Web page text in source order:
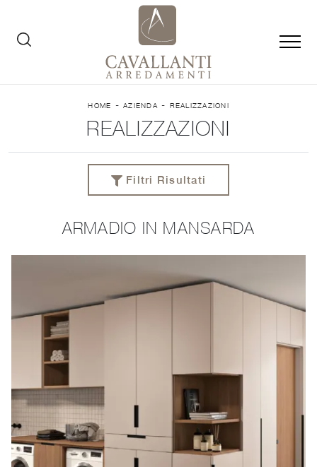
HOME - AZIENDA - REALIZZAZIONI
REALIZZAZIONI
Filtri Risultati
ARMADIO IN MANSARDA